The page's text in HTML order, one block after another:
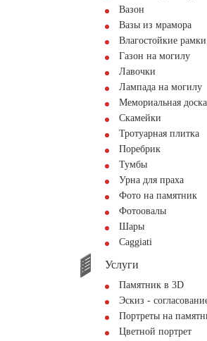
Вазон
Вазы из мрамора
Влагостойкие рамки
Газон на могилу
Лавочки
Лампада на могилу
Мемориальная доска
Скамейки
Тротуарная плитка
Поребрик
Тумбы
Урна для праха
Фото на памятник
Фотоовалы
Шары
Сaggiati
Услуги
Памятник в 3D
Эскиз -
Портреты на
Цветной портрет